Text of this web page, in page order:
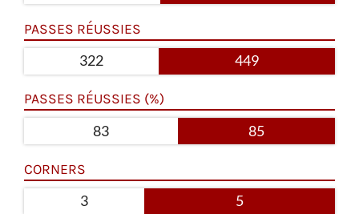
PASSES RÉUSSIES
322 449
PASSES RÉUSSIES (%)
83 85
CORNERS
3 5